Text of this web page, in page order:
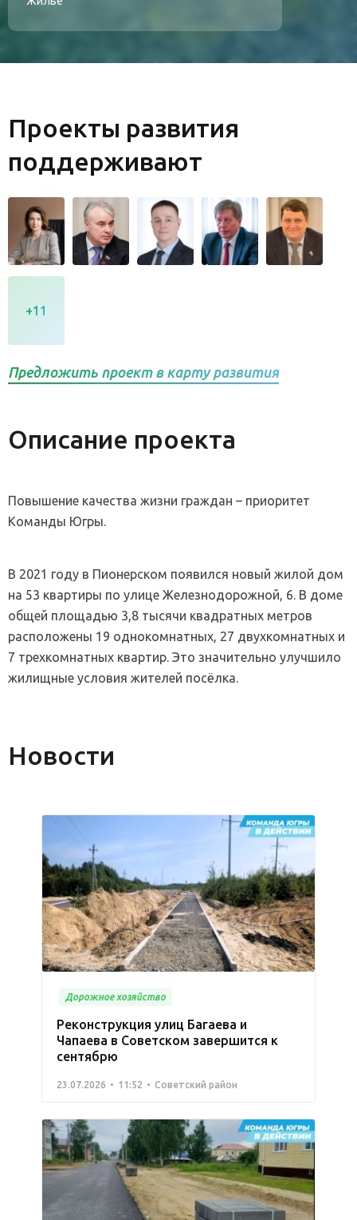
Проекты развития
поддерживают
+11
Предложить проект в карту развития
Описание проекта
Повышение качества жизни граждан – приоритет
Команды Югры.
В 2021 году в Пионерском появился новый жилой дом
на 53 квартиры по улице Железнодорожной, 6. В доме
общей площадью 3,8 тысячи квадратных метров
расположены 19 однокомнатных, 27 двухкомнатных и
7 трехкомнатных квартир. Это значительно улучшило
жилищные условия жителей посёлка.
Новости
Дорожное хозяйство
Реконструкция улиц Багаева и
Чапаева в Советском завершится к
сентябрю
23.07.2026 11:52 Советский район